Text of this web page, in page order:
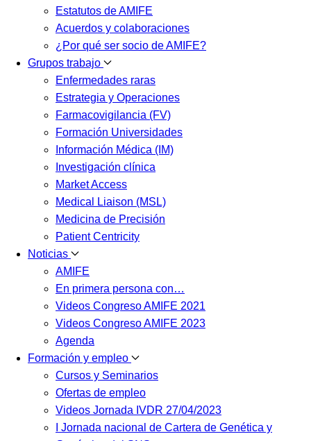
Estatutos de AMIFE
Acuerdos y colaboraciones
¿Por qué ser socio de AMIFE?
Grupos trabajo
Enfermedades raras
Estrategia y Operaciones
Farmacovigilancia (FV)
Formación Universidades
Información Médica (IM)
Investigación clínica
Market Access
Medical Liaison (MSL)
Medicina de Precisión
Patient Centricity
Noticias
AMIFE
En primera persona con…
Videos Congreso AMIFE 2021
Videos Congreso AMIFE 2023
Agenda
Formación y empleo
Cursos y Seminarios
Ofertas de empleo
Videos Jornada IVDR 27/04/2023
I Jornada nacional de Cartera de Genética y